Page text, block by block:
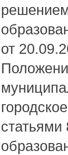
от
статьями